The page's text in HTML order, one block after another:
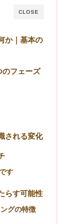
CLOSE
か｜基本の
のフェーズ
される変化
す
らす可能性
グの特徴